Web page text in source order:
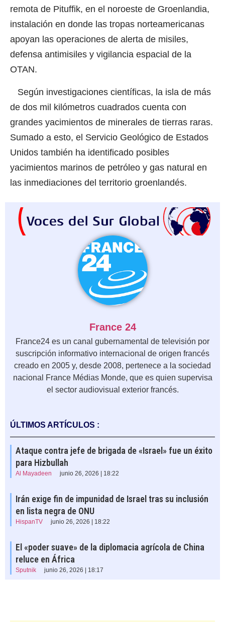
remota de Pituffik, en el noroeste de Groenlandia,
instalación en donde las tropas norteamericanas
apoyan las operaciones de alerta de misiles,
defensa antimisiles y vigilancia espacial de la
OTAN.
Según investigaciones científicas, la isla de más
de dos mil kilómetros cuadrados cuenta con
grandes yacimientos de minerales de tierras raras.
Sumado a esto, el Servicio Geológico de Estados
Unidos también ha identificado posibles
yacimientos marinos de petróleo y gas natural en
las inmediaciones del territorio groenlandés.
France 24
France24 es un canal gubernamental de televisión por
suscripción informativo internacional de origen francés
creado en 2005 y, desde 2008, pertenece a la sociedad
nacional France Médias Monde, que es quien supervisa
el sector audiovisual exterior francés.
ÚLTIMOS ARTÍCULOS :
Ataque contra jefe de brigada de «Israel» fue un éxito
para Hizbullah
Al Mayadeen junio 26, 2026 | 18:22
Irán exige fin de impunidad de Israel tras su inclusión
en lista negra de ONU
HispanTV junio 26, 2026 | 18:22
El «poder suave» de la diplomacia agrícola de China
reluce en África
Sputnik junio 26, 2026 | 18:17